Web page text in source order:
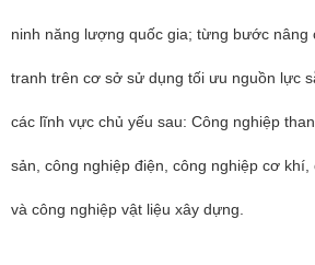
ninh năng lượng quốc gia; từng bước nâng
tranh trên cơ sở sử dụng tối ưu nguồn lực
các lĩnh vực chủ yếu sau: Công nghiệp
sản, công nghiệp điện, công nghiệp cơ
và công nghiệp vật liệu xây dựng.